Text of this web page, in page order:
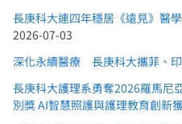
長庚科大連四年穩居《遠見》醫
2026-07-03
深化永續醫療 長庚科大攜菲、
長庚科大護理系勇奪2026羅馬尼
別獎 AI智慧照護與護理教育創新